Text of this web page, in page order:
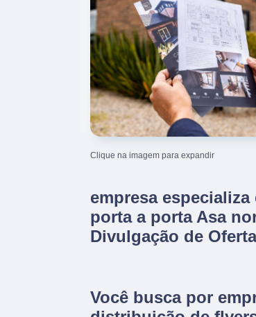
Clique na imagem para expandir
empresa
porta a porta Asa
Divulgação de
Você busca por